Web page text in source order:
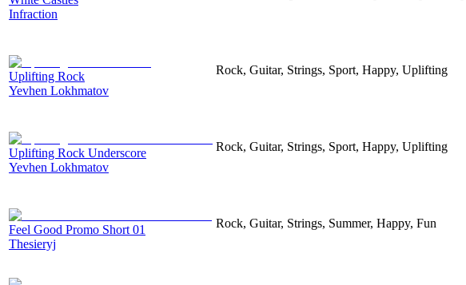
Infraction
Uplifting Rock
Yevhen Lokhmatov
Rock, Guitar, Strings, Sport, Happy, Uplifting
Uplifting Rock Underscore
Yevhen Lokhmatov
Rock, Guitar, Strings, Sport, Happy, Uplifting
Feel Good Promo Short 01
Thesieryj
Rock, Guitar, Strings, Summer, Happy, Fun